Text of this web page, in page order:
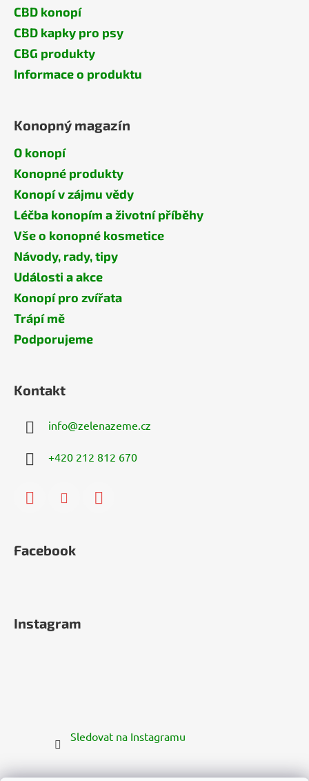
CBD konopí
CBD kapky pro psy
CBG produkty
Informace o produktu
Konopný magazín
O konopí
Konopné produkty
Konopí v zájmu vědy
Léčba konopím a životní příběhy
Vše o konopné kosmetice
Návody, rady, tipy
Události a akce
Konopí pro zvířata
Trápí mě
Podporujeme
Kontakt
info@zelenazeme.cz
+420 212 812 670
Facebook
Instagram
Sledovat na Instagramu